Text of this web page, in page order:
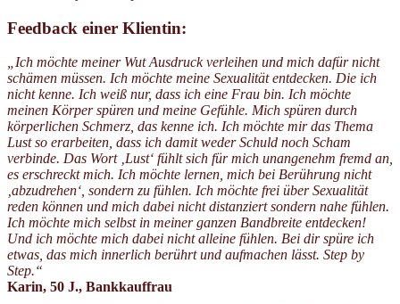
Feedback einer Klientin:
„Ich möchte meiner Wut Ausdruck verleihen und mich dafür nicht
schämen müssen. Ich möchte meine Sexualität entdecken. Die ich
nicht kenne. Ich weiß nur, dass ich eine Frau bin. Ich möchte
meinen Körper spüren und meine Gefühle. Mich spüren durch
körperlichen Schmerz, das kenne ich. Ich möchte mir das Thema
Lust so erarbeiten, dass ich damit weder Schuld noch Scham
verbinde. Das Wort ‚Lust‘ fühlt sich für mich unangenehm fremd an,
es erschreckt mich. Ich möchte lernen, mich bei Berührung nicht
‚abzudrehen‘, sondern zu fühlen. Ich möchte frei über Sexualität
reden können und mich dabei nicht distanziert sondern nahe fühlen.
Ich möchte mich selbst in meiner ganzen Bandbreite entdecken!
Und ich möchte mich dabei nicht alleine fühlen. Bei dir spüre ich
etwas, das mich innerlich berührt und aufmachen lässt. Step by
Step.“
Karin, 50 J., Bankkauffrau